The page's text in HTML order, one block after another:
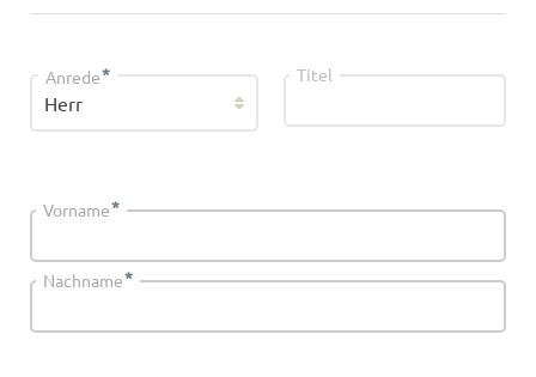
Anrede* Titel
Vorname*
Nachname*